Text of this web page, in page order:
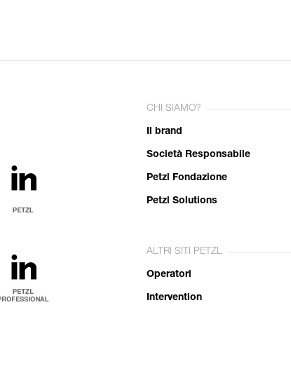
CHI SIAMO?
Il brand
Società Responsabile
Petzl Fondazione
Petzl Solutions
ALTRI SITI PETZL
Operatori
Intervention